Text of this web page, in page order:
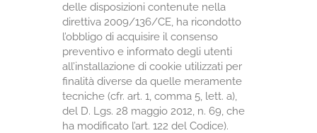
delle disposizioni contenute nella
direttiva 2009/136/CE, ha ricondotto
l’obbligo di acquisire il consenso
preventivo e informato degli utenti
all’installazione di cookie utilizzati per
finalità diverse da quelle meramente
tecniche (cfr. art. 1, comma 5, lett. a),
del D. Lgs. 28 maggio 2012, n. 69, che
ha modificato l’art. 122 del Codice).